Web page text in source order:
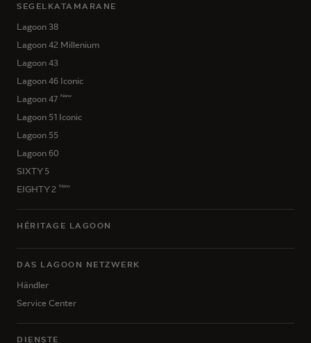
SEGELKATAMARANE
Lagoon 38
Lagoon 42 Millenium
Lagoon 43
Lagoon 46 Iconic
Lagoon 47 New
Lagoon 51 Iconic
Lagoon 55
Lagoon 60
SIXTY 5
EIGHTY 2
New
HÉRITAGE LAGOON
DAS LAGOON NETZWERK
Händler
Service Center
DIENSTE